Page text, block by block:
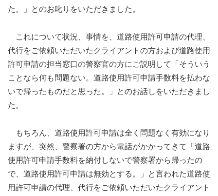
た。」とのお叱りをいただきました。
これについて状況、事情を、道路使用許可申請の代理、
代行をご依頼いただいたクライアントの方および道路使用
許可申請の担当窓口の警察官の方にご説明して「そういう
ことなら何も問題ない。道路使用許可申請手数料を払わな
いで帰ったものだと思った。」とのお話しをいただきまし
た。
もちろん、道路使用許可申請は全く問題なく有効になり
ますが、突然、警察署の方から電話がかかってきて「道路
使用許可申請手数料を納付しないで警察署から帰ったの
で、道路使用許可申請は無効とする。」と言われた道路使
用許可申請の代理、代行をご依頼いただいたクライアント